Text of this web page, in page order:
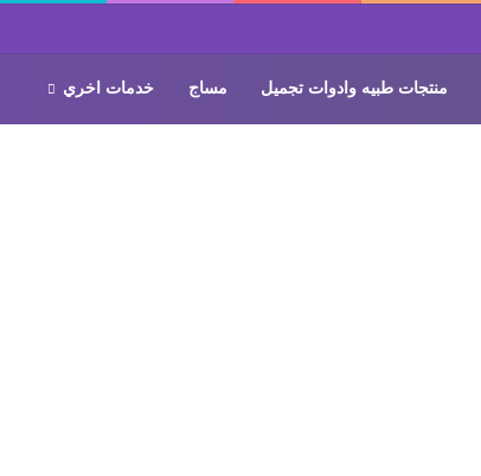
منتجات طبيه وادوات تجميل مساج خدمات اخري